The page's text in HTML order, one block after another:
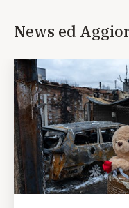
News ed